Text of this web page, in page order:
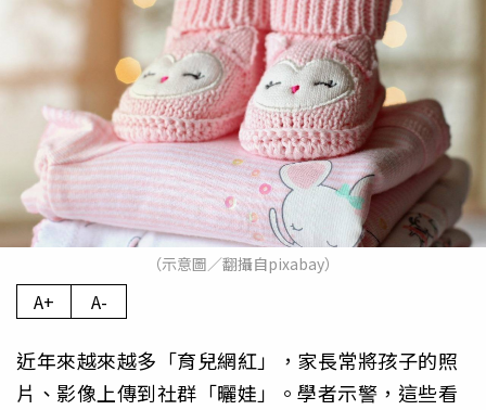
（示意圖／翻攝自pixabay）
A+ A-
近年來越來越多「育兒網紅」，家長常將孩子的照
片、影像上傳到社群「曬娃」。學者示警，這些看